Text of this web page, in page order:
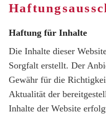
Haftung für Inhalte
Die Inhalte dieser
Sorgfalt erstellt. Der
Gewähr für die
Aktualität der
Inhalte der Website